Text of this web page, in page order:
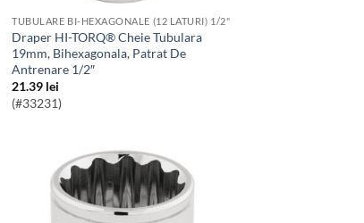
TUBULARE BI-HEXAGONALE (12 LATURI) 1/2"
Draper HI-TORQ® Cheie Tubulara
19mm, Bihexagonala, Patrat De
Antrenare 1/2″
21.39 lei
(#33231)